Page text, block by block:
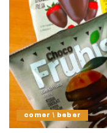
comer \ beber